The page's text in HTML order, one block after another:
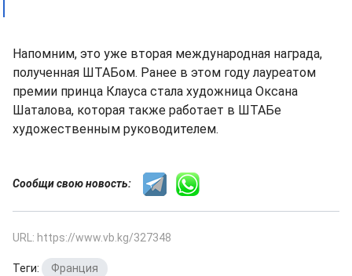
Напомним, это уже вторая международная награда,
полученная ШТАБом. Ранее в этом году лауреатом
премии принца Клауса стала художница Оксана
Шаталова, которая также работает в ШТАБе
художественным руководителем.
Сообщи свою новость:
URL: https://www.vb.kg/327348
Теги: Франция